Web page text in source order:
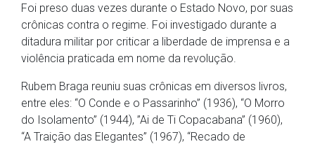
Foi preso duas vezes durante o Estado Novo, por suas
crônicas contra o regime. Foi investigado durante a
ditadura militar por criticar a liberdade de imprensa e a
violência praticada em nome da revolução.
Rubem Braga reuniu suas crônicas em diversos livros,
entre eles: “O Conde e o Passarinho” (1936), “O Morro
do Isolamento” (1944), ”Ai de Ti Copacabana” (1960),
“A Traição das Elegantes” (1967), “Recado de